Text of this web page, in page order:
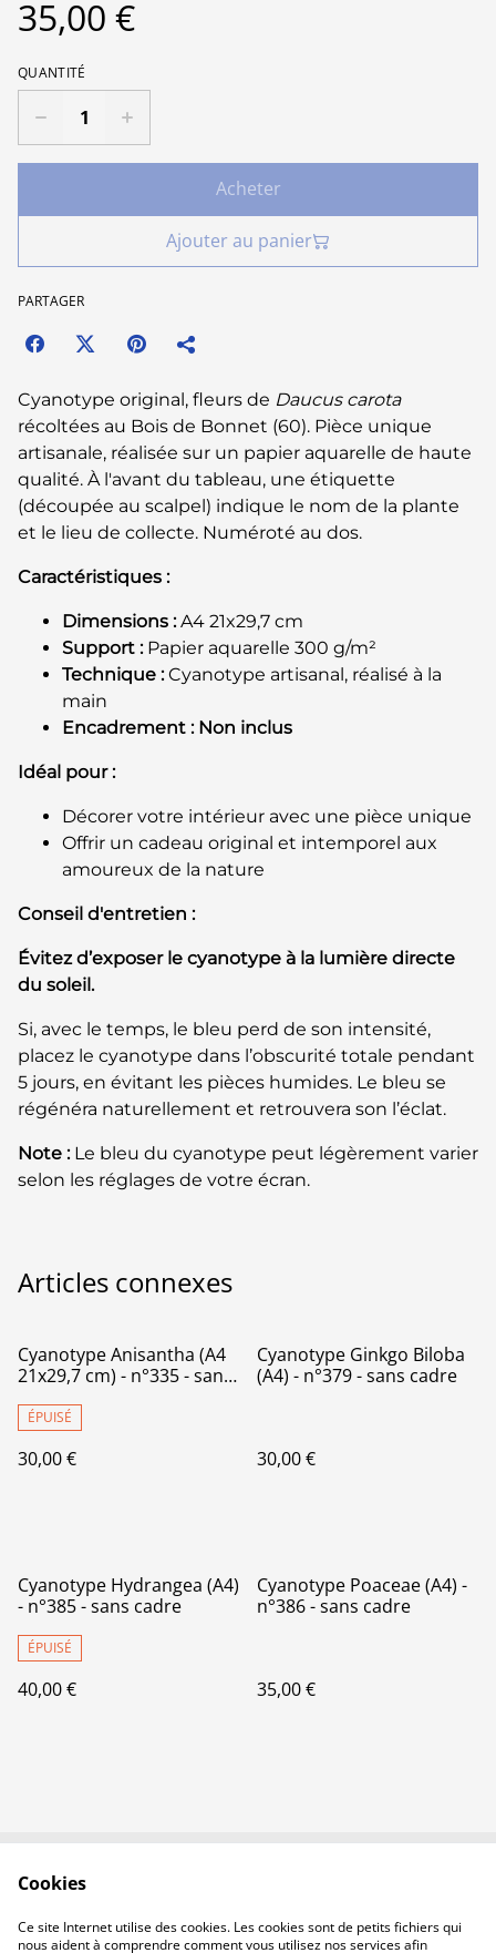
35,00 €
QUANTITÉ
Acheter
Ajouter au panier
PARTAGER
Cyanotype original, fleurs de Daucus carota
récoltées au Bois de Bonnet (60). Pièce unique
artisanale, réalisée sur un papier aquarelle de haute
qualité. À l'avant du tableau, une étiquette
(découpée au scalpel) indique le nom de la plante
et le lieu de collecte. Numéroté au dos.
Caractéristiques :
Dimensions :A4 21x29,7 cm
Support :Papier aquarelle 300 g/m²
Technique :Cyanotype artisanal, réalisé à la
main
Encadrement : Non inclus
Idéal pour :
Décorer votre intérieur avec une pièce unique
Offrir un cadeau original et intemporel aux
amoureux de la nature
Conseil d'entretien :
Évitez d’exposer le cyanotype à la lumière directe
du soleil.
Si, avec le temps, le bleu perd de son intensité,
placez le cyanotype dans l’obscurité totale pendant
5 jours, en évitant les pièces humides. Le bleu se
régénéra naturellement et retrouvera son l’éclat.
Note :Le bleu du cyanotype peut légèrement varier
selon les réglages de votre écran.
Articles connexes
Cyanotype Anisantha (A4
21x29,7 cm) - n°335 - sans
ÉPUISÉ
30,00 €
Cyanotype Ginkgo Biloba
(A4) - n°379 - sans cadre
30,00 €
Cyanotype Hydrangea (A4)
- n°385 - sans cadre
ÉPUISÉ
40,00 €
Cyanotype Poaceae (A4) -
n°386 - sans cadre
35,00 €
Politique de
confidentialité
Politique de cookies
Cookies
Ce site Internet utilise des cookies. Les cookies sont de petits fichiers qui
nous aident à comprendre comment vous utilisez nos services afin